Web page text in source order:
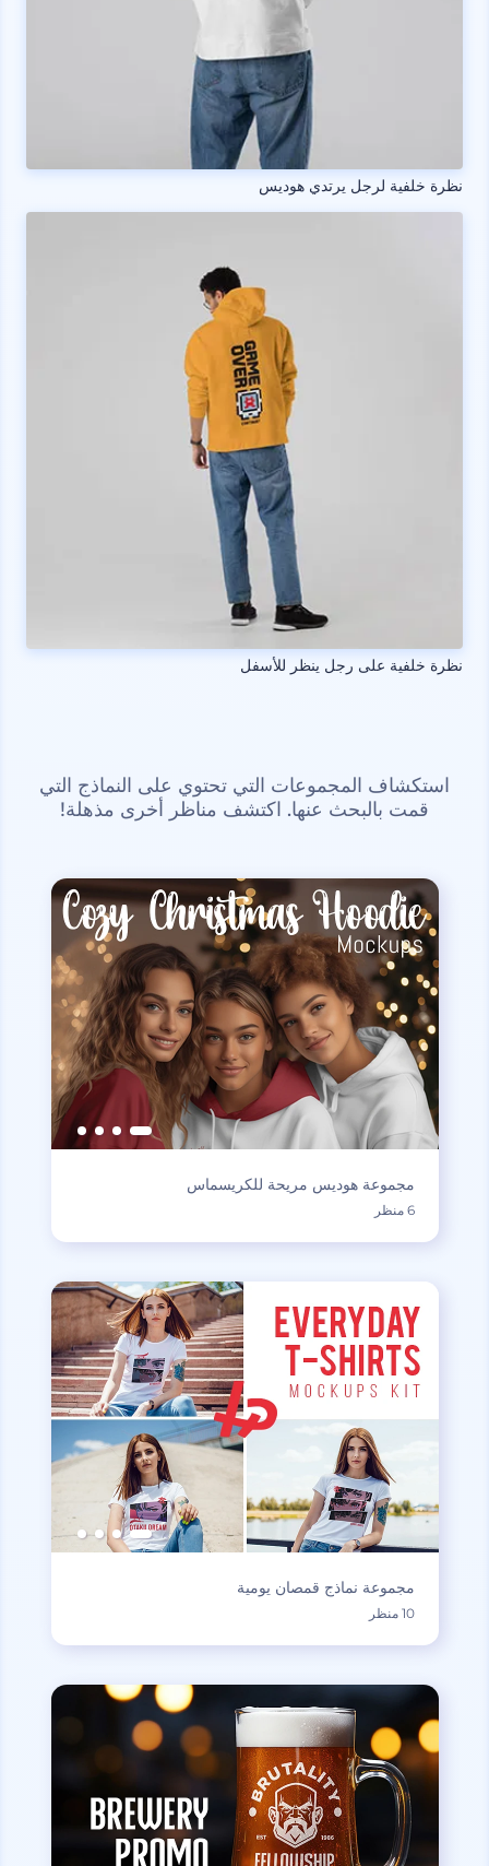
نظرة خلفية لرجل يرتدي هوديس
نظرة خلفية على رجل ينظر للأسفل
استكشاف المجموعات التي تحتوي على النماذج التي
قمت بالبحث عنها. اكتشف مناظر أخرى مذهلة!
مجموعة هوديس مريحة للكريسماس
6 منظر
مجموعة نماذج قمصان يومية
10 منظر